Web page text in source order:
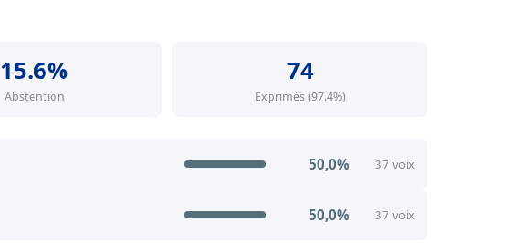
15.6%
Abstention
74
Exprimés (97.4%)
50,0% 37 voix
50,0% 37 voix